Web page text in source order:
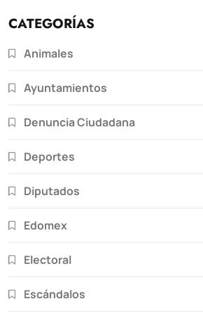
CATEGORÍAS
Animales
Ayuntamientos
Denuncia Ciudadana
Deportes
Diputados
Edomex
Electoral
Escándalos